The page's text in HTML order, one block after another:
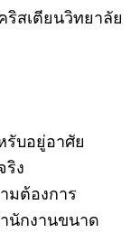
ริสเตียนวิทยาลัย
รับอยู่อาศัย
ริง
มต้องการ
นักงานขนาด